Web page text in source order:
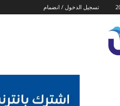
تسجيل الدخول / انضمام